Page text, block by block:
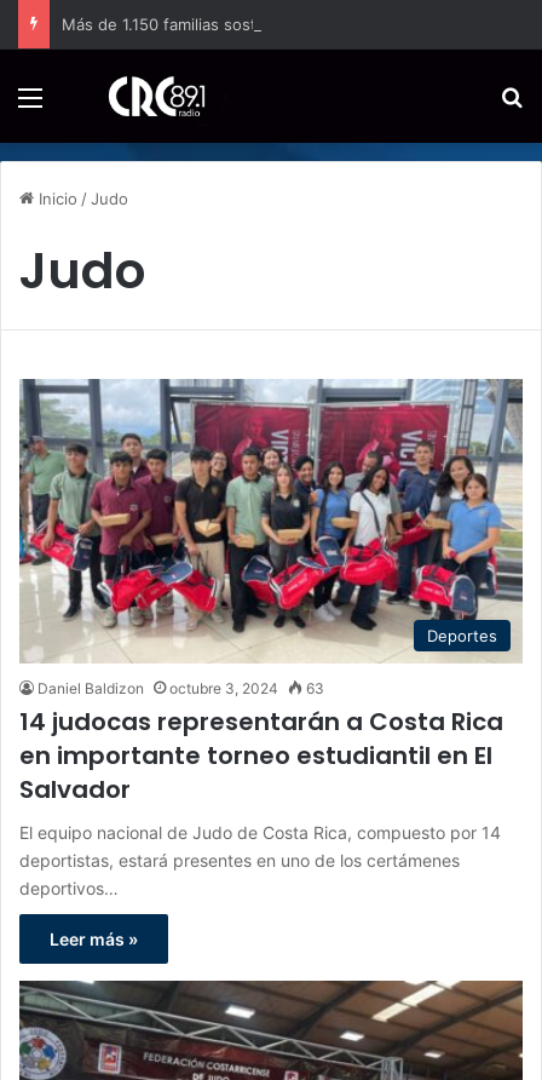
Inicio /Judo
Judo
Deportes
Daniel Baldizon octubre 3, 2024 63
14 judocas representarán a Costa Rica
en importante torneo estudiantil en El
Salvador
El equipo nacional de Judo de Costa Rica, compuesto por 14
deportistas, estará presentes en uno de los certámenes
deportivos…
Leer más »